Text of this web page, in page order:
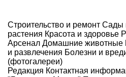
Строительство и ремонт Сады
растения Красота и здоровье
Арсенал Домашние животные
и развлечения Болезни и
(фотогалереи)
Редакция Контактная